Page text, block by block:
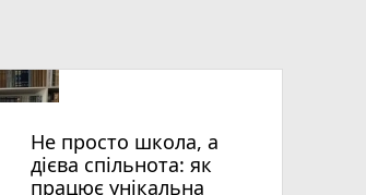
Не просто школа, а
дієва спільнота: як
працює унікальна